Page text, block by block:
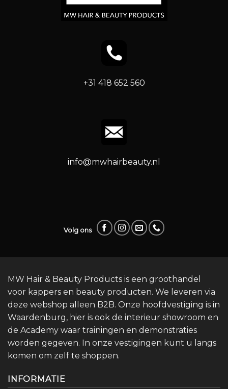
+31 418 652 560
info@mwhairbeauty.nl
Volg ons
MW Hair & Beauty Products is een groothandel
voor kappers en beauty producten. We leveren via
deze webshop alleen B2B. Onze hoofdvestiging is in
Waardenburg, hier is ook de interieur showroom en
de Academy waar trainingen en demonstraties
worden gegeven. In onze vestigingen kunt u langs
komen om zelf te shoppen.
INFORMATIE